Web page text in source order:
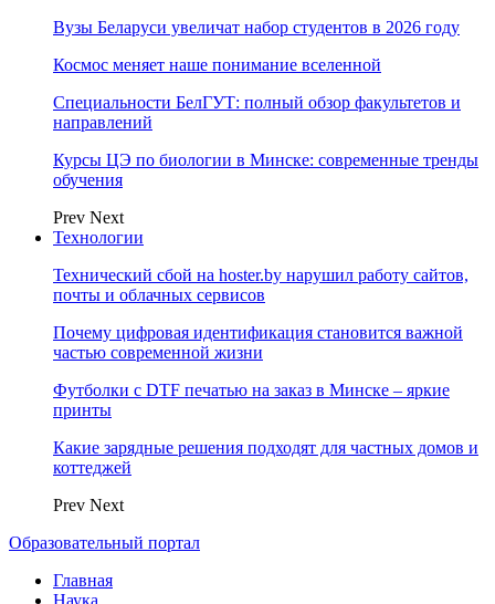
Вузы Беларуси увеличат набор студентов в 2026 году
Космос меняет наше понимание вселенной
Специальности БелГУТ: полный обзор факультетов и
направлений
Курсы ЦЭ по биологии в Минске: современные тренды
обучения
Prev Next
Технологии
Технический сбой на hoster.by нарушил работу сайтов,
почты и облачных сервисов
Почему цифровая идентификация становится важной
частью современной жизни
Футболки с DTF печатью на заказ в Минске – яркие
принты
Какие зарядные решения подходят для частных домов и
коттеджей
Prev Next
Образовательный портал
Главная
Наука